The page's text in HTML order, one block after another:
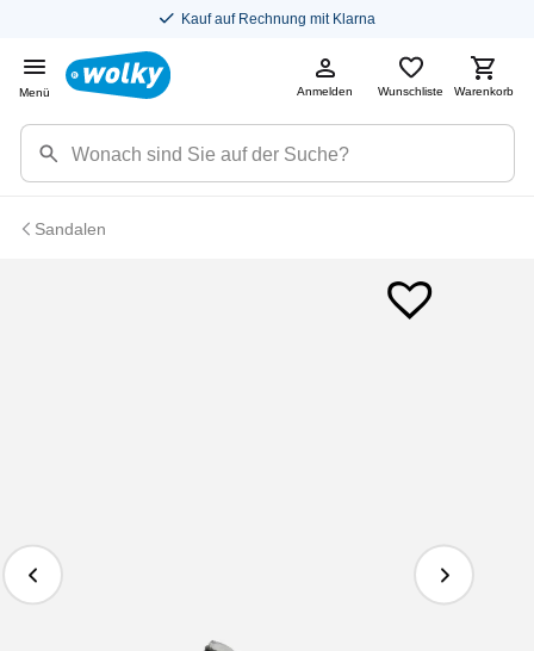
Kauf auf Rechnung mit Klarna
Menü Anmelden Wunschliste Warenkorb
Sandalen